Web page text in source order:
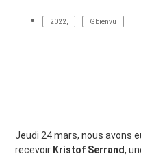
2022 Gbienvu
Jeudi 24 mars, nous avons
recevoir Kristof Serrand,